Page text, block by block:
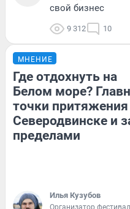
свой бизнес
9 312 10
МНЕНИЕ
Где отдохнуть на
Белом море?
точки
Северодвинске и
пределами
Илья Кузубов